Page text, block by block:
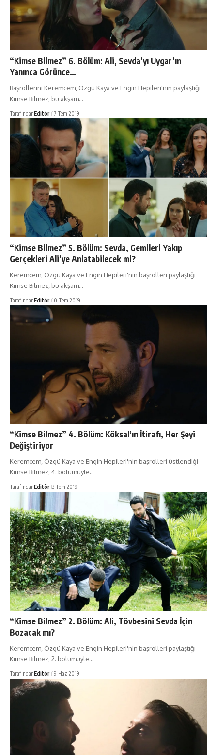
“Kimse Bilmez” 6. Bölüm: Ali, Sevda’yı Uygar’ın
Yanınca Görünce…
Başrollerini Keremcem, Özgü Kaya ve Engin Hepileri'nin paylaştığı
Kimse Bilmez, bu akşam…
TarafındanEditör 17 Tem 2019
“Kimse Bilmez” 5. Bölüm: Sevda, Gemileri Yakıp
Gerçekleri Ali’ye Anlatabilecek mi?
Keremcem, Özgü Kaya ve Engin Hepileri'nin başrolleri paylaştığı
Kimse Bilmez, bu akşam…
TarafındanEditör 10 Tem 2019
“Kimse Bilmez” 4. Bölüm: Köksal’ın İtirafı, Her Şeyi
Değiştiriyor
Keremcem, Özgü Kaya ve Engin Hepileri'nin başrolleri üstlendiği
Kimse Bilmez, 4. bölümüyle…
TarafındanEditör 3 Tem 2019
“Kimse Bilmez” 2. Bölüm: Ali, Tövbesini Sevda İçin
Bozacak mı?
Keremcem, Özgü Kaya ve Engin Hepileri'nin başrolleri paylaştığı
Kimse Bilmez, 2. bölümüyle…
TarafındanEditör 19 Haz 2019